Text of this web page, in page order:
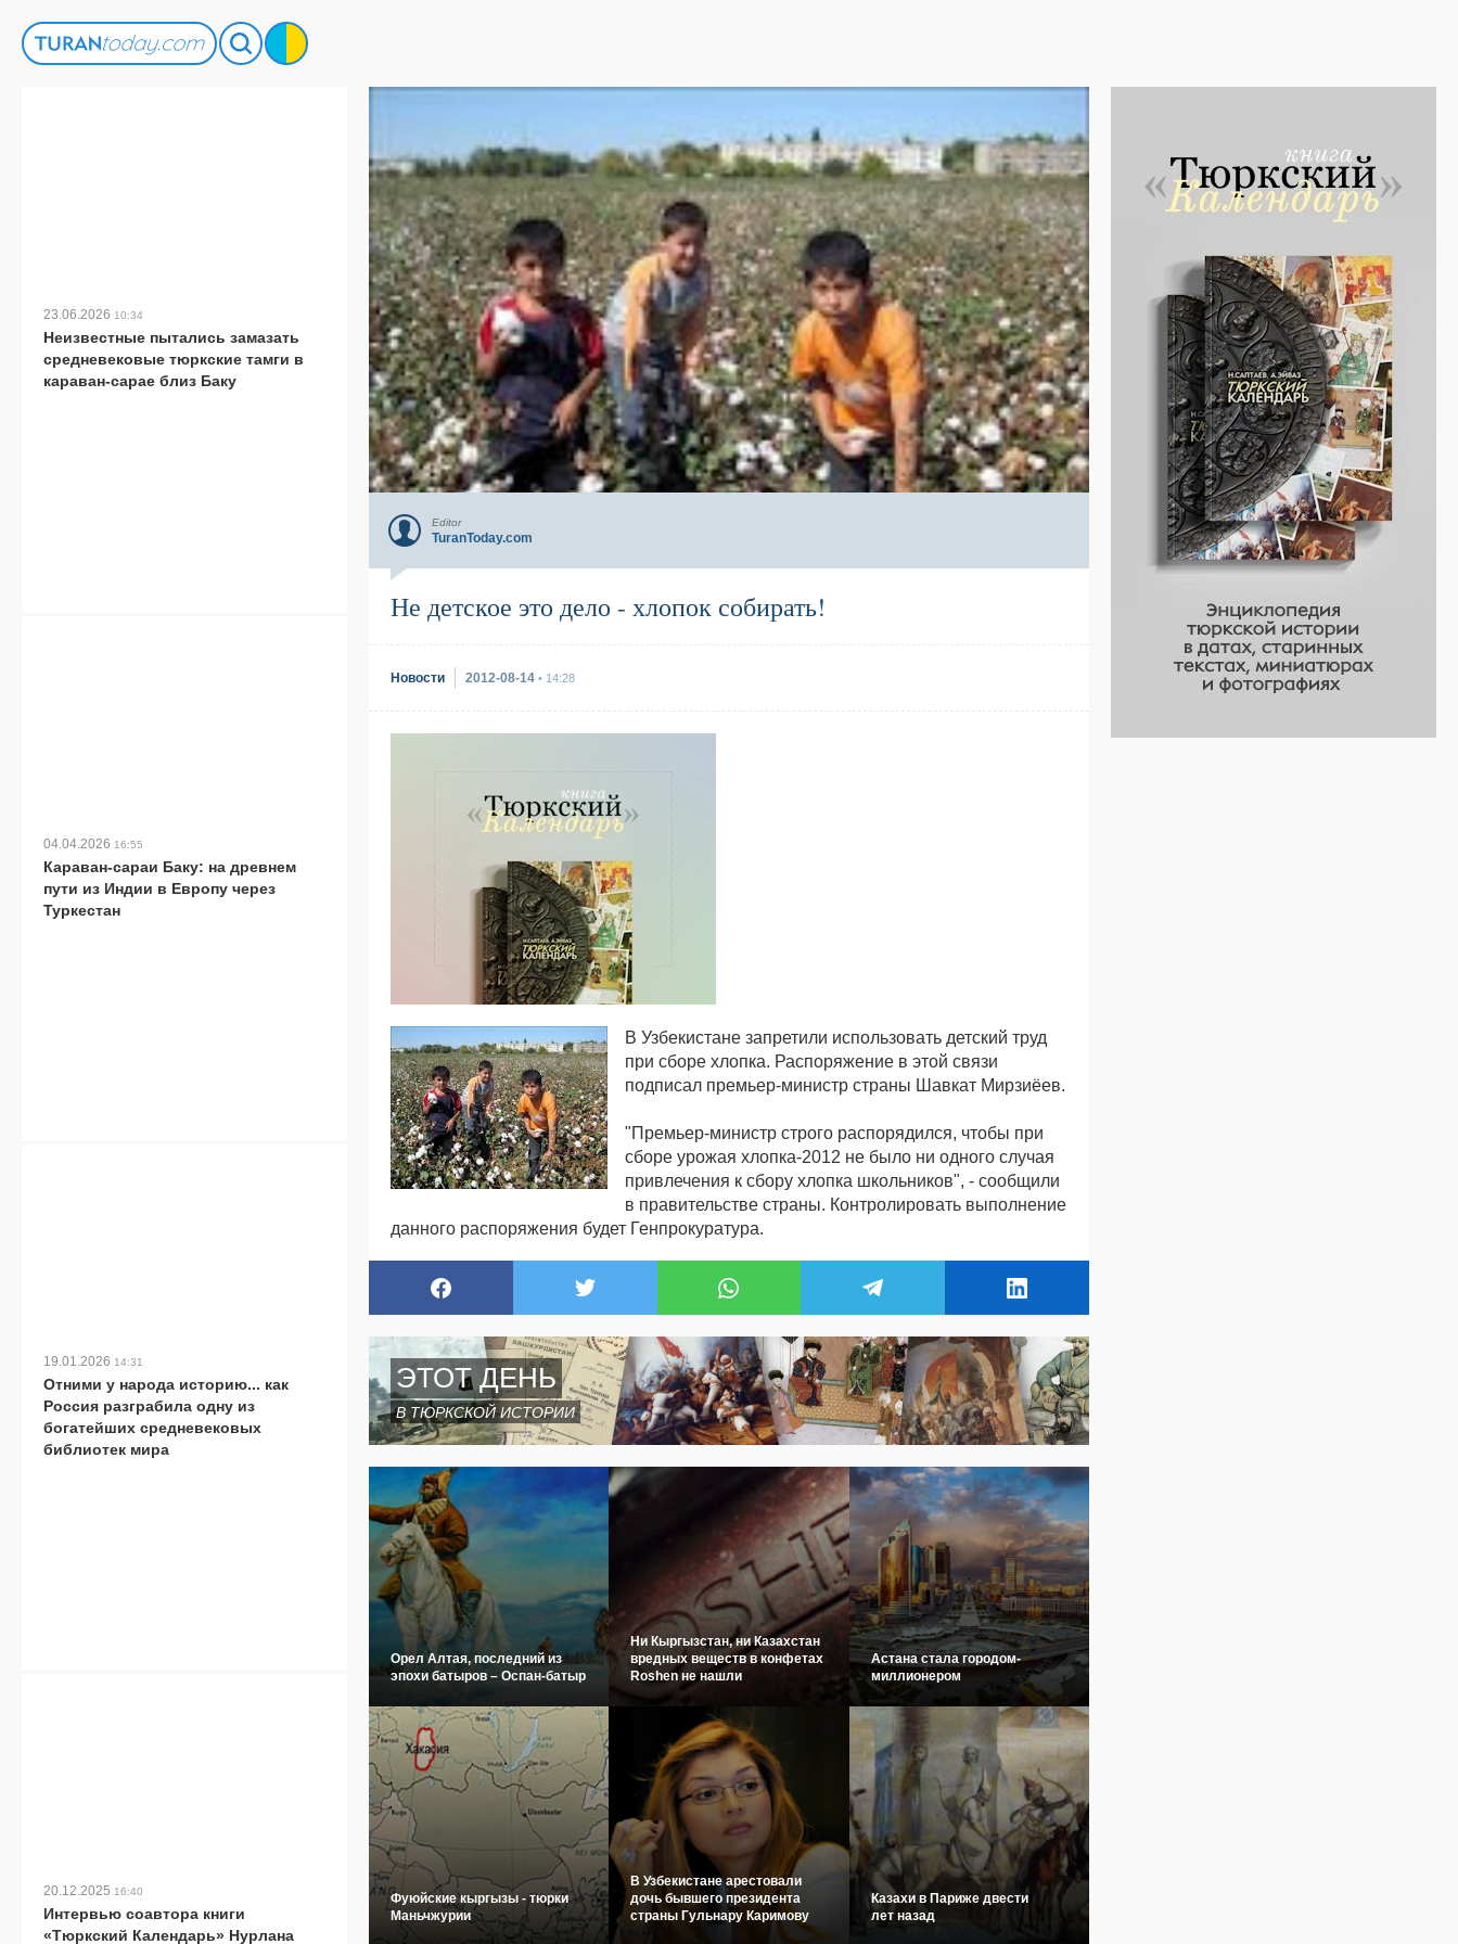
Editor
TuranToday.com
Не детское это дело - хлопок собирать!
Новости 2012-08-14 • 14:28
В Узбекистане запретили использовать детский труд
при сборе хлопка. Распоряжение в этой связи
подписал премьер-министр страны Шавкат Мирзиёев.
"Премьер-министр строго распорядился, чтобы при
сборе урожая хлопка-2012 не было ни одного случая
привлечения к сбору хлопка школьников", - сообщили
в правительстве страны. Контролировать выполнение
данного распоряжения будет Генпрокуратура.
ЭТОТ ДЕНЬ
В ТЮРКСКОЙ ИСТОРИИ
Орел Алтая, последний из
эпохи батыров – Оспан-батыр
Ни Кыргызстан, ни Казахстан
вредных веществ в конфетах
Roshen не нашли
Астана стала городом-
миллионером
Фуюйские кыргызы - тюрки
Маньчжурии
В Узбекистане арестовали
дочь бывшего президента
страны Гульнару Каримову
Казахи в Париже двести
лет назад
23.06.2026 10:34
Неизвестные пытались замазать
средневековые тюркские тамги в
караван-сарае близ Баку
04.04.2026 16:55
Караван-сараи Баку: на древнем
пути из Индии в Европу через
Туркестан
19.01.2026 14:31
Отними у народа историю... как
Россия разграбила одну из
богатейших средневековых
библиотек мира
20.12.2025 16:40
Интервью соавтора книги
«Тюркский Календарь» Нурлана